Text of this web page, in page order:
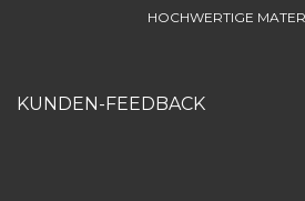
HOCHWERTIGE
KUNDEN-FEEDBACK